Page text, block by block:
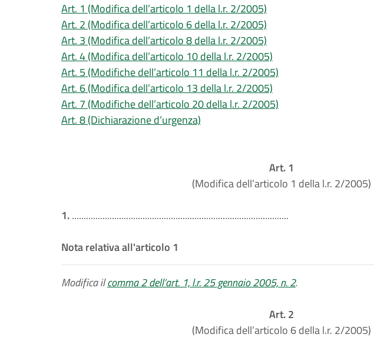
Art. 1 (Modifica dell’articolo 1 della l.r. 2/2005)
Art. 2 (Modifica dell’articolo 6 della l.r. 2/2005)
Art. 3 (Modifica dell’articolo 8 della l.r. 2/2005)
Art. 4 (Modifica dell’articolo 10 della l.r. 2/2005)
Art. 5 (Modifiche dell’articolo 11 della l.r. 2/2005)
Art. 6 (Modifica dell’articolo 13 della l.r. 2/2005)
Art. 7 (Modifiche dell’articolo 20 della l.r. 2/2005)
Art. 8 (Dichiarazione d’urgenza)
Art. 1
(Modifica dell’articolo 1 della l.r. 2/2005)
1.............................................................................................
Nota relativa all'articolo 1
Modifica ilcomma 2 dell’art. 1, l.r. 25 gennaio 2005, n. 2.
Art. 2
(Modifica dell’articolo 6 della l.r. 2/2005)